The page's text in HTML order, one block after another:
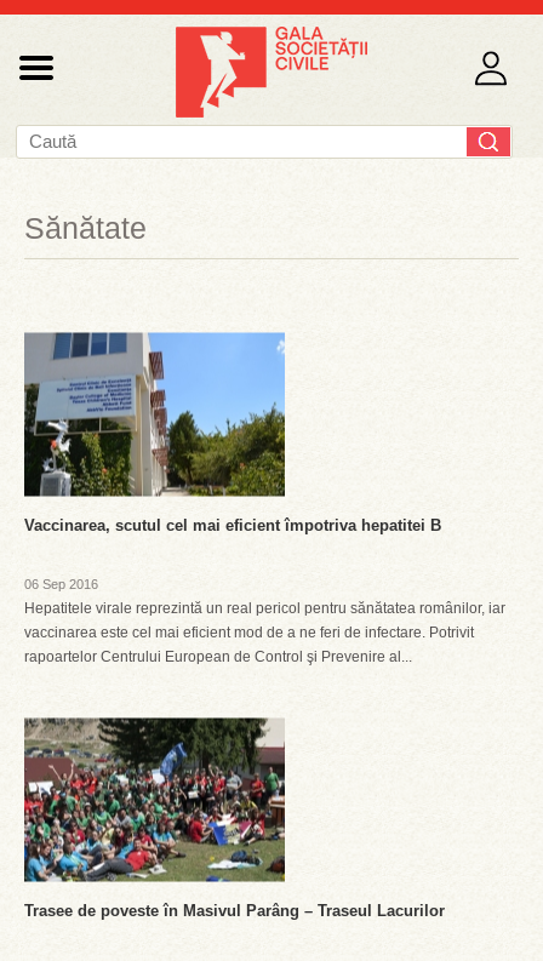
Sănătate
Vaccinarea, scutul cel mai eficient împotriva hepatitei B
06 Sep 2016
Hepatitele virale reprezintă un real pericol pentru sănătatea românilor, iar
vaccinarea este cel mai eficient mod de a ne feri de infectare. Potrivit
rapoartelor Centrului European de Control şi Prevenire al...
Trasee de poveste în Masivul Parâng – Traseul Lacurilor